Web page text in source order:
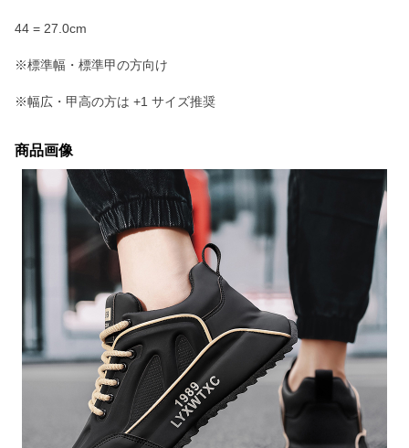
44 = 27.0cm
※標準幅・標準甲の方向け
※幅広・甲高の方は +1 サイズ推奨
商品画像